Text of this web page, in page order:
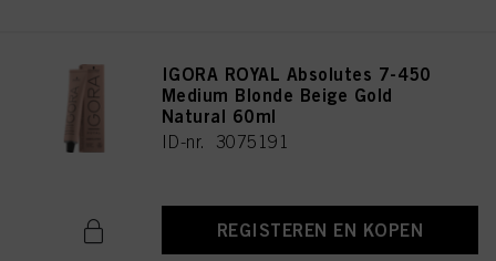
IGORA ROYAL Absolutes 7-450
Medium Blonde Beige Gold
Natural 60ml
ID-nr. 3075191
REGISTEREN EN KOPEN